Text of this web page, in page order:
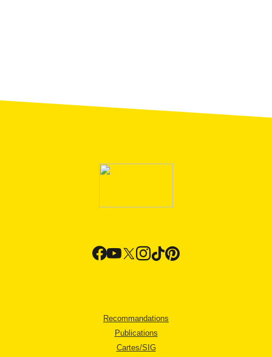
Recommandations
Publications
Cartes/SIG